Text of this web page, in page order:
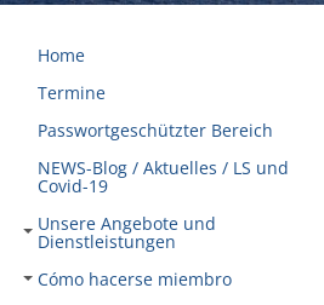
Home
Termine
Passwortgeschützter Bereich
NEWS-Blog / Aktuelles / LS und
Covid-19
Unsere Angebote und
Dienstleistungen
Cómo hacerse miembro